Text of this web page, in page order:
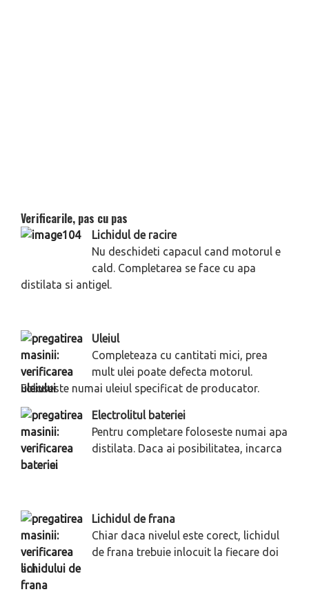
Verificarile, pas cu pas
Lichidul de racire
Nu deschideti capacul cand motorul e
cald. Completarea se face cu apa
distilata si antigel.
Uleiul
Completeaza cu cantitati mici, prea
mult ulei poate defecta motorul.
Foloseste numai uleiul specificat de producator.
Electrolitul bateriei
Pentru completare foloseste numai apa
distilata. Daca ai posibilitatea, incarca
bateria.
Lichidul de frana
Chiar daca nivelul este corect, lichidul
de frana trebuie inlocuit la fiecare doi
ani.